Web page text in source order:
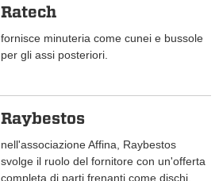
Ratech
fornisce minuteria come cunei e bussole
per gli assi posteriori.
Raybestos
nell'associazione Affina, Raybestos
svolge il ruolo del fornitore con un'offerta
completa di parti frenanti come dischi,